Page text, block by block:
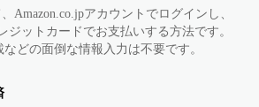
Amazon.co.jpアカウントでログインし、
ジットカードでお支払いする方法です。
どの面倒な情報入力は不要です。